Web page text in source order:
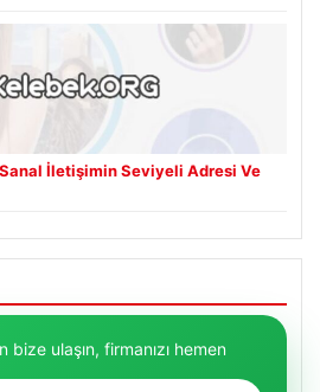
İletişimin Seviyeli Adresi Ve
ulaşın, firmanızı hemen